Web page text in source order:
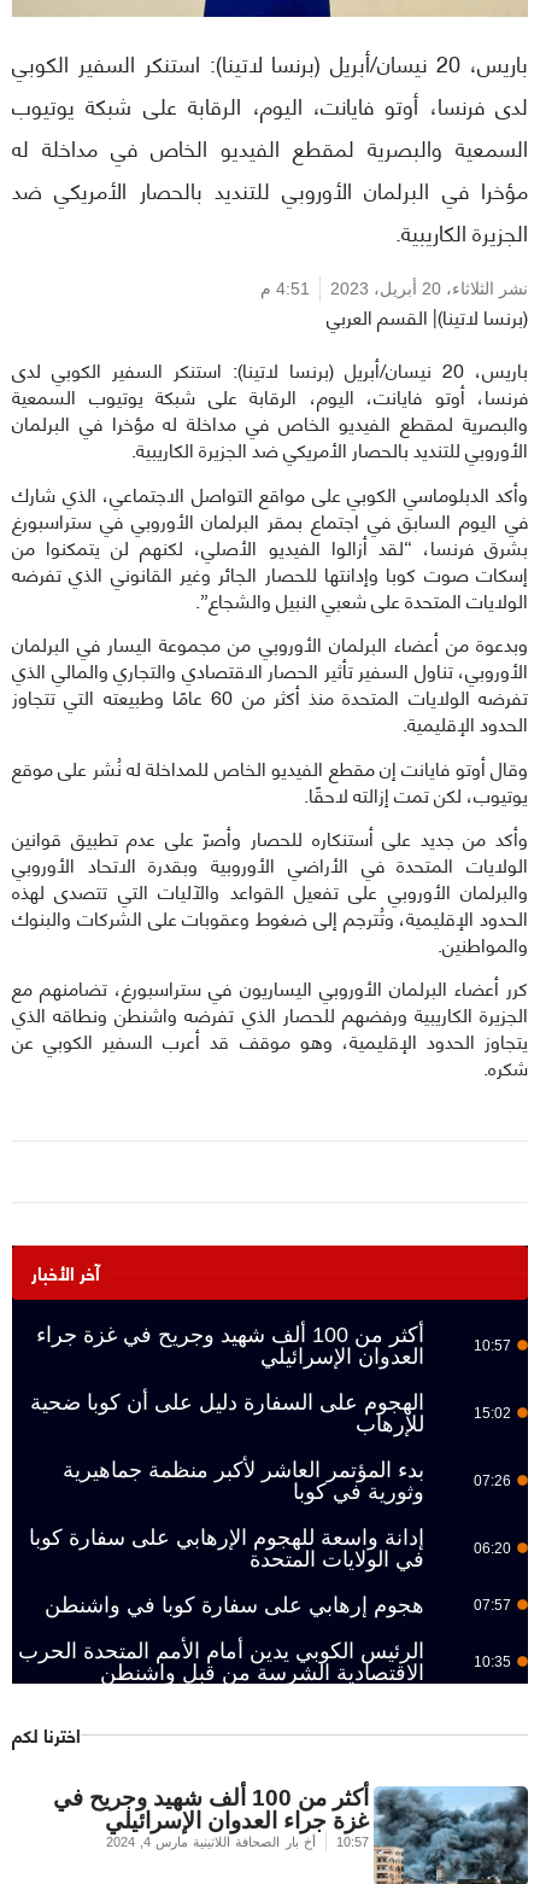
باريس، 20 نيسان/أبريل (برنسا لاتينا): استنكر السفير الكوبي
لدى فرنسا، أوتو فايانت، اليوم، الرقابة على شبكة يوتيوب
السمعية والبصرية لمقطع الفيديو الخاص في مداخلة له
مؤخرا في البرلمان الأوروبي للتنديد بالحصار الأمريكي ضد
الجزيرة الكاريبية.
نشر الثلاثاء، 20 أبريل، 2023 4:51 م
(برنسا لاتينا)| القسم العربي
باريس، 20 نيسان/أبريل (برنسا لاتينا): استنكر السفير الكوبي لدى
فرنسا، أوتو فايانت، اليوم، الرقابة على شبكة يوتيوب السمعية
والبصرية لمقطع الفيديو الخاص في مداخلة له مؤخرا في البرلمان
الأوروبي للتنديد بالحصار الأمريكي ضد الجزيرة الكاريبية.
وأكد الدبلوماسي الكوبي على مواقع التواصل الاجتماعي، الذي شارك
في اليوم السابق في اجتماع بمقر البرلمان الأوروبي في ستراسبورغ
بشرق فرنسا، “لقد أزالوا الفيديو الأصلي، لكنهم لن يتمكنوا من
إسكات صوت كوبا وإدانتها للحصار الجائر وغير القانوني الذي تفرضه
الولايات المتحدة على شعبي النبيل والشجاع”.
وبدعوة من أعضاء البرلمان الأوروبي من مجموعة اليسار في البرلمان
الأوروبي، تناول السفير تأثير الحصار الاقتصادي والتجاري والمالي الذي
تفرضه الولايات المتحدة منذ أكثر من 60 عامًا وطبيعته التي تتجاوز
الحدود الإقليمية.
وقال أوتو فايانت إن مقطع الفيديو الخاص للمداخلة له نُشر على موقع
يوتيوب، لكن تمت إزالته لاحقًا.
وأكد من جديد على أستنكاره للحصار وأصرّ على عدم تطبيق قوانين
الولايات المتحدة في الأراضي الأوروبية وبقدرة الاتحاد الأوروبي
والبرلمان الأوروبي على تفعيل القواعد والآليات التي تتصدى لهذه
الحدود الإقليمية، وتُترجم إلى ضغوط وعقوبات على الشركات والبنوك
والمواطنين.
كرر أعضاء البرلمان الأوروبي اليساريون في ستراسبورغ، تضامنهم مع
الجزيرة الكاريبية ورفضهم للحصار الذي تفرضه واشنطن ونطاقه الذي
يتجاوز الحدود الإقليمية، وهو موقف قد أعرب السفير الكوبي عن
شكره.
آخر الأخبار
10:57
أكثر من 100 ألف شهيد وجريح في غزة جراء
العدوان الإسرائيلي
15:02
الهجوم على السفارة دليل على أن كوبا ضحية
للإرهاب
07:26
بدء المؤتمر العاشر لأكبر منظمة جماهيرية
وثورية في كوبا
06:20
إدانة واسعة للهجوم الإرهابي على سفارة كوبا
في الولايات المتحدة
07:57 هجوم إرهابي على سفارة كوبا في واشنطن
10:35
الرئيس الكوبي يدين أمام الأمم المتحدة الحرب
الاقتصادية الشرسة من قبل واشنطن
اخترنا لكم
أكثر من 100 ألف شهيد وجريح في
غزة جراء العدوان الإسرائيلي
10:57 أخ بار الصحافة اللاتينية مارس 4, 2024